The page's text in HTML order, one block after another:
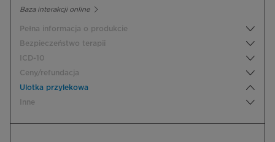
Baza interakcji online
Pełna informacja o produkcie
Bezpieczeństwo terapii
ICD-10
Ceny/refundacja
Ulotka przylekowa
Inne